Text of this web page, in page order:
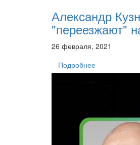
Александр
"переезжают"
26 февраля, 2021
Подробнее